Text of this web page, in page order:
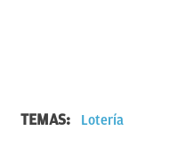
TEMAS: Lotería